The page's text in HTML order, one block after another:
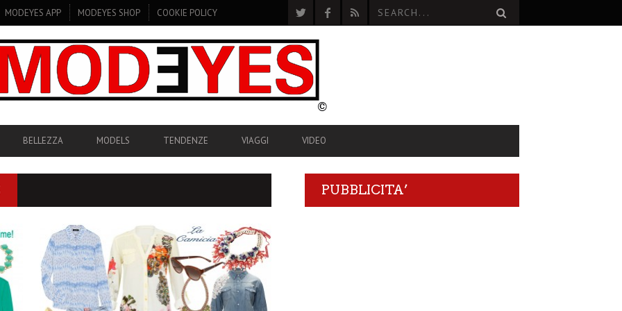
MODEYES APP MODEYES SHOP COOKIE POLICY
BELLEZZA MODELS TENDENZE VIAGGI VIDEO
PUBBLICITA’